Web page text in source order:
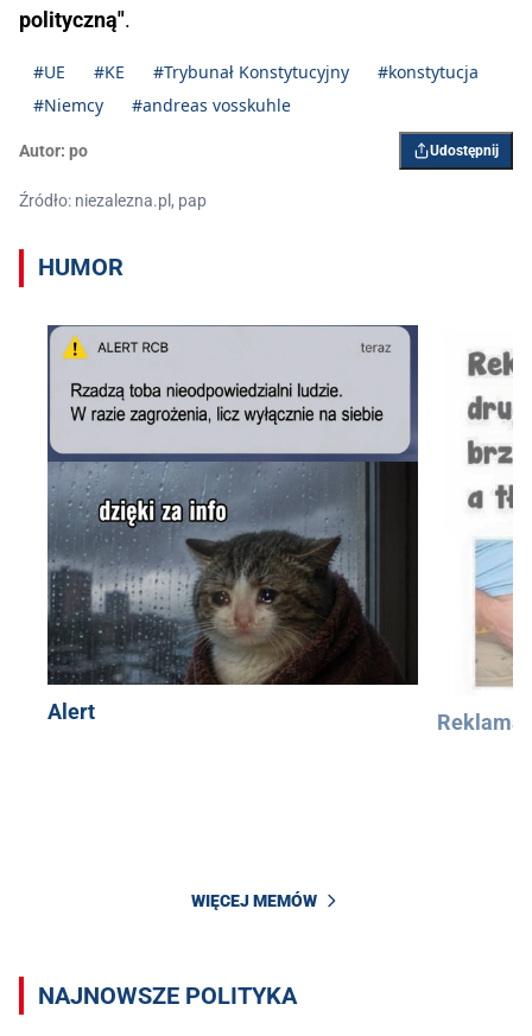
polityczną".
#UE #KE #Trybunał Konstytucyjny
#konstytucja
#Niemcy
#andreas vosskuhle
Autor: po Udostępnij
Źródło: niezalezna.pl, pap
HUMOR
Alert Reklama
WIĘCEJ MEMÓW
NAJNOWSZE POLITYKA